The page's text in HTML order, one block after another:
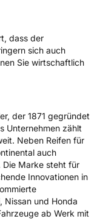
Nein
dass der
sich auch
Sie wirtschaftlich
der 1871 gegründet
Unternehmen zählt
Neben Reifen für
auch
Die Marke steht für
Innovationen in
Nissan und Honda
ab Werk mit